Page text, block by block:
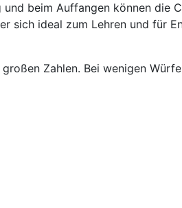
beim Auffangen können die
sich ideal zum Lehren und für
Zahlen. Bei wenigen